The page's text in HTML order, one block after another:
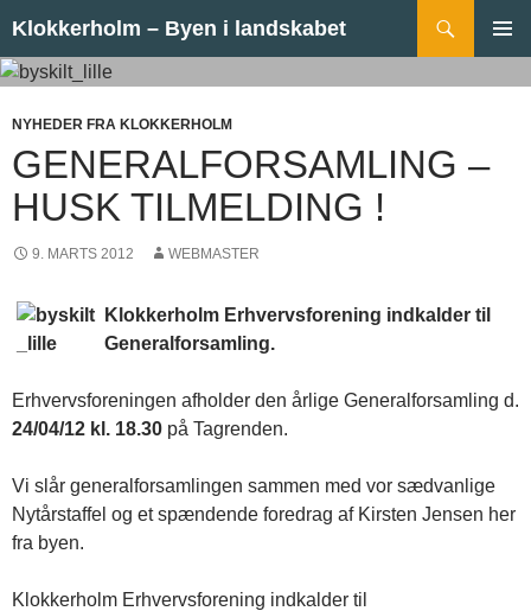
Klokkerholm – Byen i landskabet
NYHEDER FRA KLOKKERHOLM
GENERALFORSAMLING –
HUSK TILMELDING !
9. MARTS 2012 WEBMASTER
Klokkerholm Erhvervsforening indkalder til
Generalforsamling.
Erhvervsforeningen afholder den årlige Generalforsamling d.
24/04/12 kl. 18.30 på Tagrenden.
Vi slår generalforsamlingen sammen med vor sædvanlige
Nytårstaffel og et spændende foredrag af Kirsten Jensen her
fra byen.
Klokkerholm Erhvervsforening indkalder til